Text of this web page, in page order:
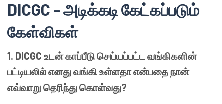
DICGC –அடிக்கடி கேட்கப்படும்
கேள்விகள்
1. DICGC உடன் காப்பீடு செய்யப்பட்ட வங்கிகளின்
பட்டியலில் எனது வங்கி உள்ளதா என்பதை நான்
எவ்வாறு தெரிந்து கொள்வது?